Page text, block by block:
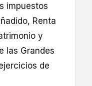
impuestos
Renta
y
las Grandes
de